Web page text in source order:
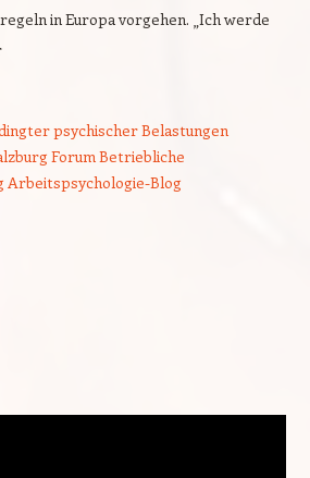
in Europa vorgehen. „Ich werde
psychischer Belastungen
Forum Betriebliche
Arbeitspsychologie-Blog